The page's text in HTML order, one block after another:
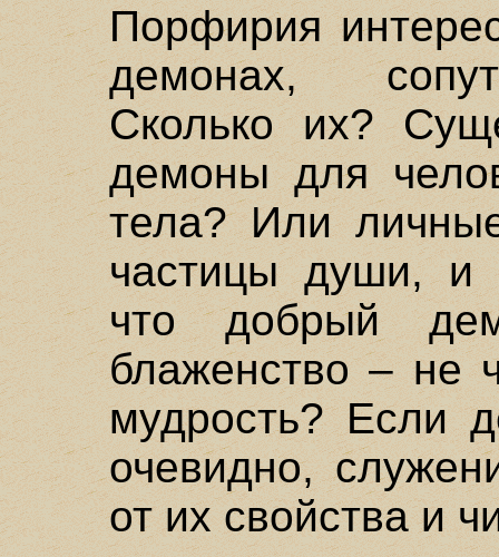
Порфирия
демонах,
Сколько их?
демоны для
тела? Или
частицы души, и
что добрый
блаженство – не
мудрость? Если
очевидно,
от их свойства и